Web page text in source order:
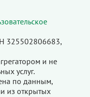
325502806683,
и не
услуг.
по данным,
из открытых